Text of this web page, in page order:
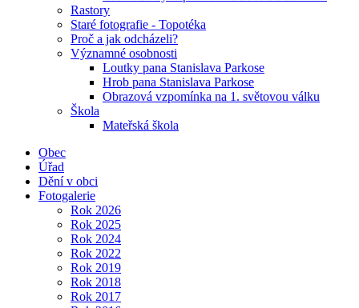
Rastory
Staré fotografie - Topotéka
Proč a jak odcházeli?
Významné osobnosti
Loutky pana Stanislava Parkose
Hrob pana Stanislava Parkose
Obrazová vzpomínka na 1. světovou válku
Škola
Mateřská škola
Obec
Úřad
Dění v obci
Fotogalerie
Rok 2026
Rok 2025
Rok 2024
Rok 2022
Rok 2019
Rok 2018
Rok 2017